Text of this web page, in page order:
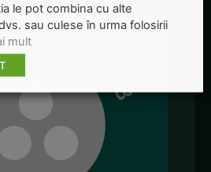
le pot combina cu alte
sau culese în urma folosirii
mult